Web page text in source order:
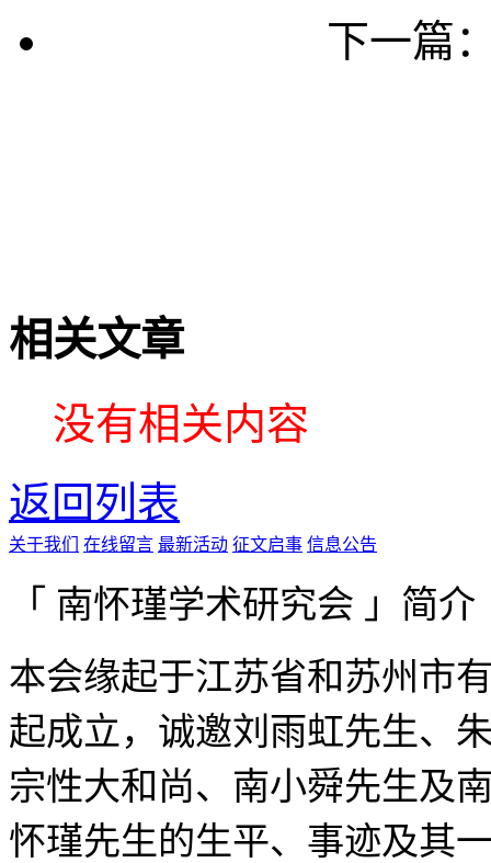
下一篇
相关文章
没有相关内容
返回列表
关于我们 在线留言 最新活动 征文启事 信息公告
「 南怀瑾学术研究会 」简介
本会缘起于江苏省和苏州市
起成立，诚邀刘雨虹先生、
宗性大和尚、南小舜先生及
怀瑾先生的生平、事迹及其